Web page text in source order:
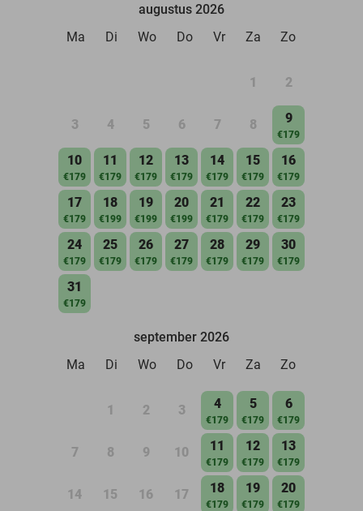
augustus 2026
Ma
Di Wo Do Vr Za Zo
1 2
3 4 5 6 7 8 9
€179
10
€179
11
€179
12
€179
13
€179
14
€179
15
€179
16
€179
17
€179
18
€199
19
€199
20
€199
21
€179
22
€179
23
€179
24
€179
25
€179
26
€179
27
€179
28
€179
29
€179
30
€179
31
€179
september 2026
Ma
Di Wo Do Vr Za Zo
1 2 3 4
€179
5
€179
6
€179
7 8 9 10 11
€179
12
€179
13
€179
14 15 16 17 18
€179
19
€179
20
€179